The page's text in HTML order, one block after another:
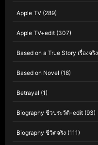
Apple TV (289)
Apple TV+edit (307)
Based on a True Story เรื่องจริง
Based on Novel (18)
Betrayal (1)
Biography ชีวประวัติ-edit (93)
Biography ชีวิตจริง (111)